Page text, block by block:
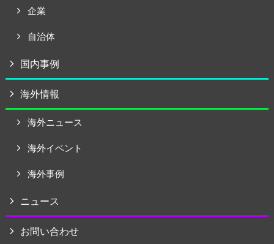
企業
自治体
国内事例
海外情報
海外ニュース
海外イベント
海外事例
ニュース
お問い合わせ